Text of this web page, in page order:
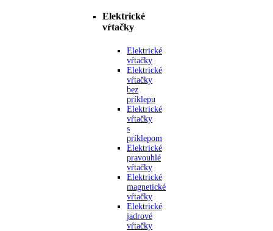
Elektrické
vŕtačky
Elektrické
vŕtačky
Elektrické
vŕtačky
bez
príklepu
Elektrické
vŕtačky
s
príklepom
Elektrické
pravouhlé
vŕtačky
Elektrické
magnetické
vŕtačky
Elektrické
jadrové
vŕtačky